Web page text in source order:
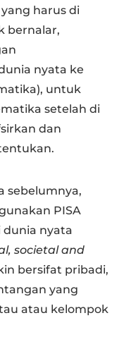
harus di
bernalar,
nyata ke
untuk
setelah di
dan
sebelumnya,
PISA
nyata
societal and
bersifat pribadi,
yang
atau kelompok